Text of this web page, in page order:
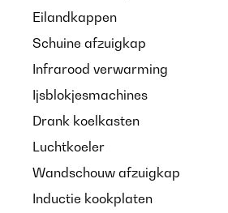
Eilandkappen
Schuine afzuigkap
Infrarood verwarming
Ijsblokjesmachines
Drank koelkasten
Luchtkoeler
Wandschouw afzuigkap
Inductie kookplaten